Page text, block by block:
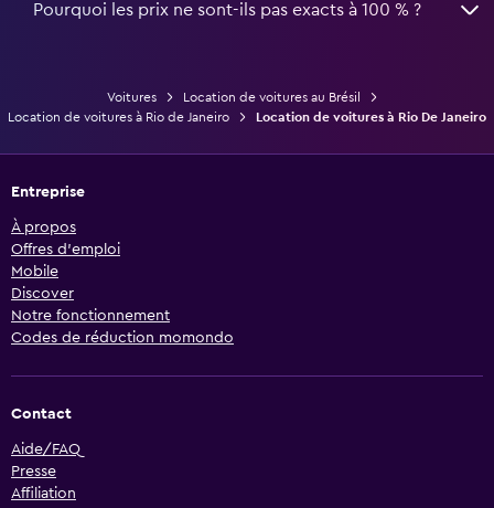
Pourquoi les prix ne sont-ils pas exacts à 100 % ?
Voitures
Location de voitures au Brésil
Location de voitures à Rio de Janeiro
Location de voitures à Rio De Janeiro
Entreprise
À propos
Offres d’emploi
Mobile
Discover
Notre fonctionnement
Codes de réduction momondo
Contact
Aide/FAQ
Presse
Affiliation